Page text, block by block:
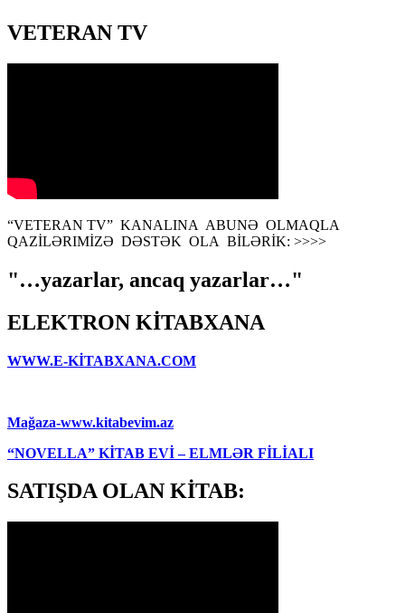
VETERAN TV
“VETERAN TV” KANALINA ABUNƏ OLMAQLA
QAZİLƏRIMİZƏ DƏSTƏK OLA BİLƏRİK: >>>>
"…yazarlar, ancaq yazarlar…"
ELEKTRON KİTABXANA
WWW.E-KİTABXANA.COM
Mağaza-www.kitabevim.az
“NOVELLA” KİTAB EVİ – ELMLƏR FİLİALI
SATIŞDA OLAN KİTAB: